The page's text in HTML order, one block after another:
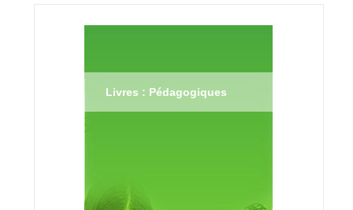
Livres : Pédagogiques